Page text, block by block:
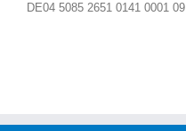
DE04 5085 2651 0141 0001 09